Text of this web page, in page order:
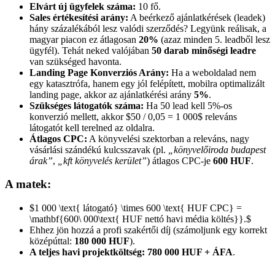
Elvárt új ügyfelek száma: 10 fő.
Sales értékesítési arány: A beérkező ajánlatkérések (leadek)
hány százalékából lesz valódi szerződés? Legyünk reálisak, a
magyar piacon ez átlagosan 20% (azaz minden 5. leadből lesz
ügyfél). Tehát neked valójában 50 darab minőségi leadre
van szükséged havonta.
Landing Page Konverziós Arány: Ha a weboldalad nem
egy katasztrófa, hanem egy jól felépített, mobilra optimalizált
landing page, akkor az ajánlatkérési arány 5%.
Szükséges látogatók száma: Ha 50 lead kell 5%-os
konverzió mellett, akkor $50 / 0,05 = 1 000$ releváns
látogatót kell terelned az oldalra.
Átlagos CPC: A könyvelési szektorban a releváns, nagy
vásárlási szándékú kulcsszavak (pl.
„könyvelőiroda budapest
árak”, „kft könyvelés kerület”) átlagos CPC-je 600 HUF.
A matek:
$1 000 \text{ látogató} \times 600 \text{ HUF CPC} =
\mathbf{600\ 000\text{ HUF nettó havi média költés}}.$
Ehhez jön hozzá a profi szakértői díj (számoljunk egy korrekt
középúttal: 180 000 HUF).
A teljes havi projektköltség: 780 000 HUF + ÁFA.